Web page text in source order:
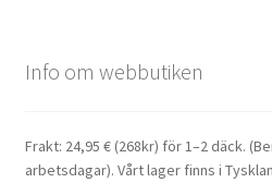
Info om webbutiken
Frakt: 24,95 € (268kr) för 1–2 däck.
arbetsdagar). Vårt lager finns i